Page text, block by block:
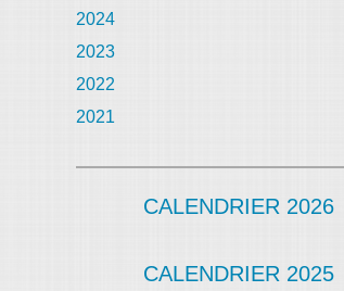
2024
2023
2022
2021
CALENDRIER 2026
CALENDRIER 2025